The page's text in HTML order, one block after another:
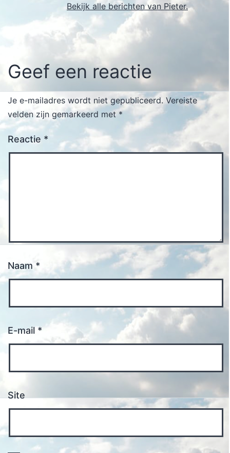
Bekijk alle berichten van Pieter.
Geef een reactie
Je e-mailadres wordt niet gepubliceerd. Vereiste
velden zijn gemarkeerd met*
Reactie *
Naam *
E-mail *
Site